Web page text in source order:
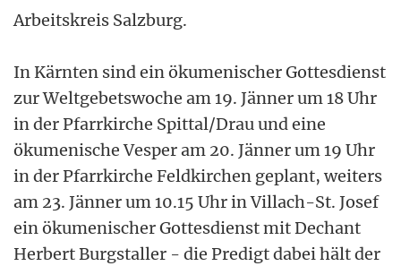
Arbeitskreis Salzburg.
In Kärnten sind ein ökumenischer Gottesdienst
zur Weltgebetswoche am 19. Jänner um 18 Uhr
in der Pfarrkirche Spittal/Drau und eine
ökumenische Vesper am 20. Jänner um 19 Uhr
in der Pfarrkirche Feldkirchen geplant, weiters
am 23. Jänner um 10.15 Uhr in Villach-St. Josef
ein ökumenischer Gottesdienst mit Dechant
Herbert Burgstaller - die Predigt dabei hält der